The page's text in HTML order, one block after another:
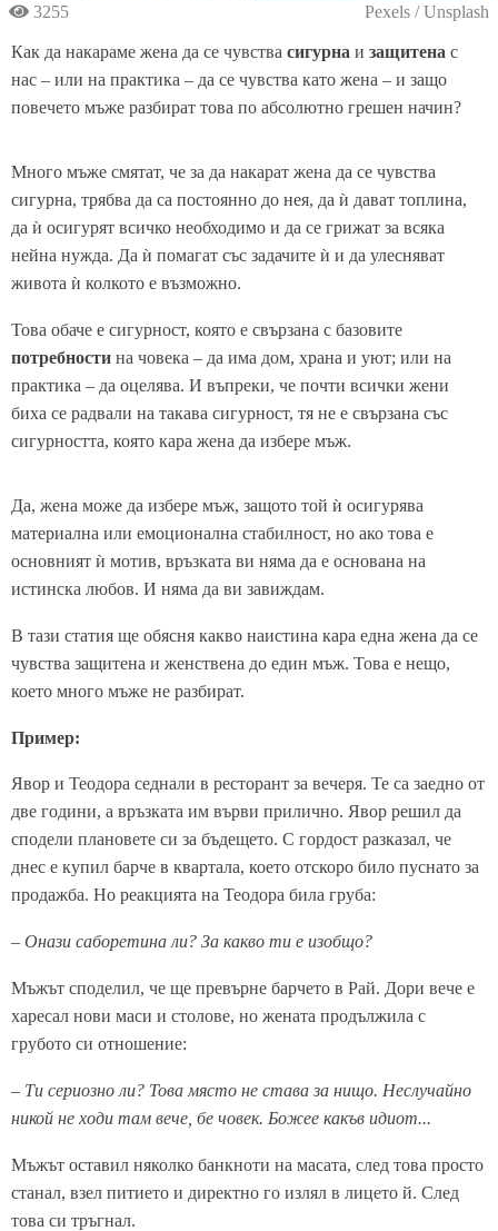
3255 Pexels / Unsplash
Как да накараме жена да се чувства сигурна и защитена с
нас – или на практика – да се чувства като жена – и защо
повечето мъже разбират това по абсолютно грешен начин?
Много мъже смятат, че за да накарат жена да се чувства
сигурна, трябва да са постоянно до нея, да ѝ дават топлина,
да ѝ осигурят всичко необходимо и да се грижат за всяка
нейна нужда. Да ѝ помагат със задачите ѝ и да улесняват
живота ѝ колкото е възможно.
Това обаче е сигурност, която е свързана с базовите
потребности на човека – да има дом, храна и уют; или на
практика – да оцелява. И въпреки, че почти всички жени
биха се радвали на такава сигурност, тя не е свързана със
сигурността, която кара жена да избере мъж.
Да, жена може да избере мъж, защото той ѝ осигурява
материална или емоционална стабилност, но ако това е
основният ѝ мотив, връзката ви няма да е основана на
истинска любов. И няма да ви завиждам.
В тази статия ще обясня какво наистина кара една жена да се
чувства защитена и женствена до един мъж. Това е нещо,
което много мъже не разбират.
Пример:
Явор и Теодора седнали в ресторант за вечеря. Те са заедно от
две години, а връзката им върви прилично. Явор решил да
сподели плановете си за бъдещето. С гордост разказал, че
днес е купил барче в квартала, което отскоро било пуснато за
продажба. Но реакцията на Теодора била груба:
– Онази саборетина ли? За какво ти е изобщо?
Мъжът споделил, че ще превърне барчето в Рай. Дори вече е
харесал нови маси и столове, но жената продължила с
грубото си отношение:
– Ти сериозно ли? Това място не става за нищо. Неслучайно
никой не ходи там вече, бе човек. Божее какъв идиот...
Мъжът оставил няколко банкноти на масата, след това просто
станал, взел питието и директно го излял в лицето й. След
това си тръгнал.